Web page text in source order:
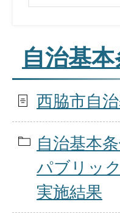
自治基
西脇市自
自治基本
パブリッ
実施結果